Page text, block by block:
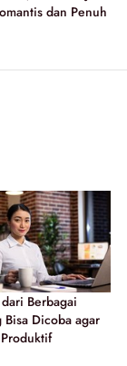
dan Penuh
Berbagai
Bisa Dicoba agar